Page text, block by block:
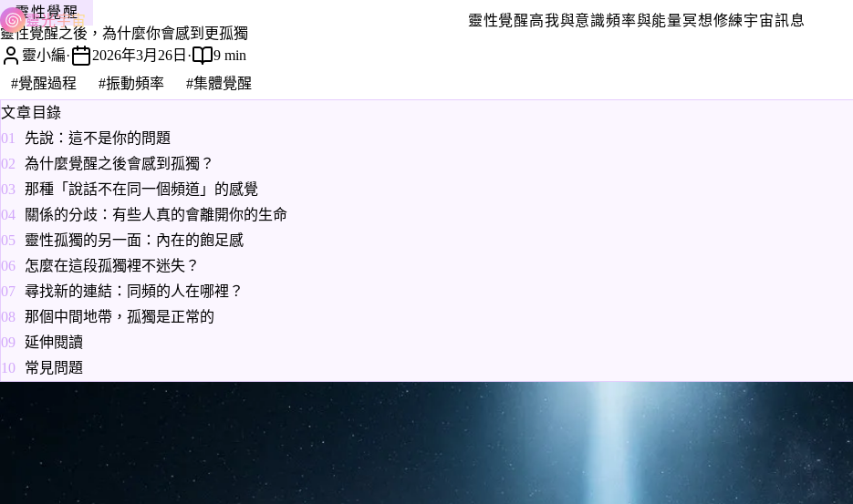
靈光宇宙 靈性覺醒高我與意識頻率與能量冥想修練宇宙訊息
靈性覺醒
靈性覺醒之後，為什麼你會感到更孤獨
靈小編· 2026年3月26日 ·
9 min
#覺醒過程
#振動頻率
#集體覺醒
文章目錄
先說：這不是你的問題
為什麼覺醒之後會感到孤獨？
那種「說話不在同一個頻道」的感覺
關係的分歧：有些人真的會離開你的生命
靈性孤獨的另一面：內在的飽足感
怎麼在這段孤獨裡不迷失？
尋找新的連結：同頻的人在哪裡？
那個中間地帶，孤獨是正常的
延伸閱讀
常見問題